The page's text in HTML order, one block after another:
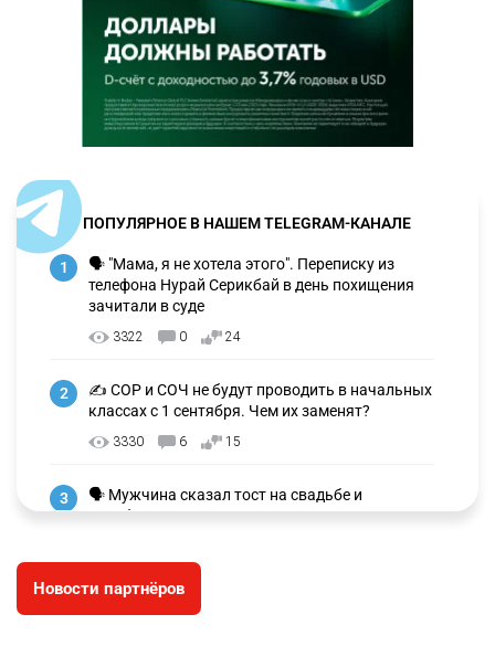
ПОПУЛЯРНОЕ В НАШЕМ TELEGRAM-КАНАЛЕ
1
🗣 "Мама, я не хотела этого". Переписку из
телефона Нурай Серикбай в день похищения
зачитали в суде
3322 0 24
2
✍️ СОР и СОЧ не будут проводить в начальных
классах с 1 сентября. Чем их заменят?
3330 6 15
3
🗣 Мужчина сказал тост на свадьбе и
заработал уголовное дело
🐏 Скота больше, а мясо дороже. Почему в
Казахстане продолжают расти цены на
Новости партнёров